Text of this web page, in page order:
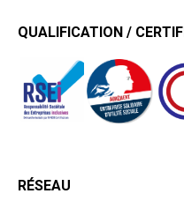
QUALIFICATION /
RÉSEAU